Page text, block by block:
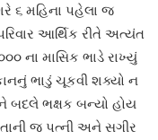
૬ મહિના પહેલા જ
આર્થિક રીતે અત્યંત
ના માસિક ભાડે રાખ્યું
ભાડું ચૂકવી શક્યો ન
બદલે ભક્ષક બન્યો હોય
જ પત્ની અને સગીર